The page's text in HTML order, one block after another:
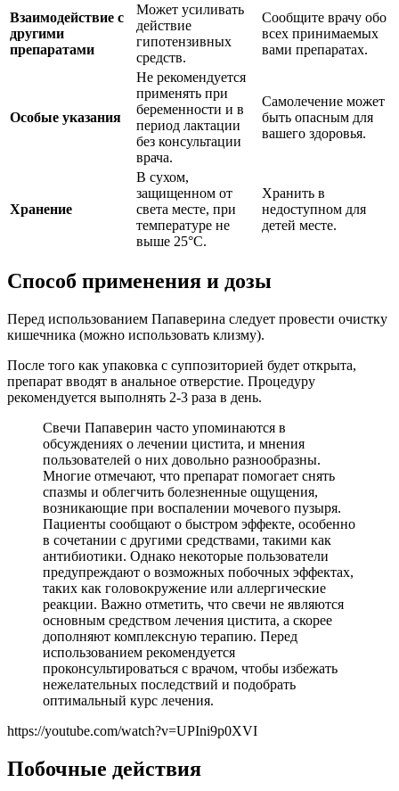
Взаимодействие с
другими
препаратами
Может усиливать
действие
гипотензивных
средств.
Сообщите врачу обо
всех принимаемых
вами препаратах.
Особые указания
Не рекомендуется
применять при
беременности и в
период лактации
без консультации
врача.
Самолечение может
быть опасным для
вашего здоровья.
Хранение
В сухом,
защищенном от
света месте, при
температуре не
выше 25°C.
Хранить в
недоступном для
детей месте.
Способ применения и дозы
Перед использованием Папаверина следует провести очистку
кишечника (можно использовать клизму).
После того как упаковка с суппозиторией будет открыта,
препарат вводят в анальное отверстие. Процедуру
рекомендуется выполнять 2-3 раза в день.
Свечи Папаверин часто упоминаются в
обсуждениях о лечении цистита, и мнения
пользователей о них довольно разнообразны.
Многие отмечают, что препарат помогает снять
спазмы и облегчить болезненные ощущения,
возникающие при воспалении мочевого пузыря.
Пациенты сообщают о быстром эффекте, особенно
в сочетании с другими средствами, такими как
антибиотики. Однако некоторые пользователи
предупреждают о возможных побочных эффектах,
таких как головокружение или аллергические
реакции. Важно отметить, что свечи не являются
основным средством лечения цистита, а скорее
дополняют комплексную терапию. Перед
использованием рекомендуется
проконсультироваться с врачом, чтобы избежать
нежелательных последствий и подобрать
оптимальный курс лечения.
https://youtube.com/watch?v=UPIni9p0XVI
Побочные действия